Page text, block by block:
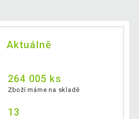
Aktuálně
264 005 ks
Zboží máme na skladě
13